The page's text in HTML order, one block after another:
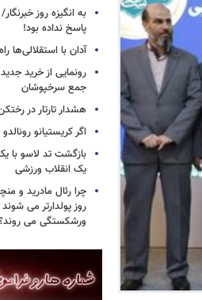
به انگیزه روز
پاسخ نداده بود!
آدان با استقلالی‌ها
جمع سرخپوشان
هشدار تارتار در
اگر کریستیانو
بازگشت تد لاسو با
یک انقلاب ورزشی
چرا رئال مادرید و
روز پولدارتر می
ورشکستگی می